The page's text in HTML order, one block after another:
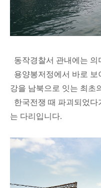
동작경찰서 관내에는 의
용양봉저정에서 바로 보
강을 남북으로 잇는 최초
한국전쟁 때 파괴되었다
는 다리입니다.